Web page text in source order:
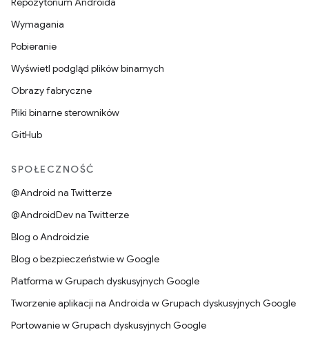
Wymagania
Pobieranie
Wyświetl podgląd plików binarnych
Obrazy fabryczne
Pliki binarne sterowników
GitHub
SPOŁECZNOŚĆ
@Android na Twitterze
@AndroidDev na Twitterze
Blog o Androidzie
Blog o bezpieczeństwie w Google
Platforma w Grupach dyskusyjnych Google
Tworzenie aplikacji na Androida w Grupach dyskusyjnych Google
Portowanie w Grupach dyskusyjnych Google